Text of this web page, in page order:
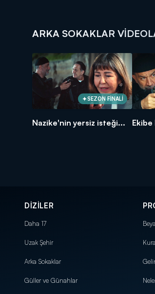
ARKA SOKAKLAR
SEZON FİNALİ
Nazike'nin yersiz isteği... Ekibe
DİZİLER
Daha 17
Uzak Şehir
Arka Sokaklar
Güller ve Günahlar